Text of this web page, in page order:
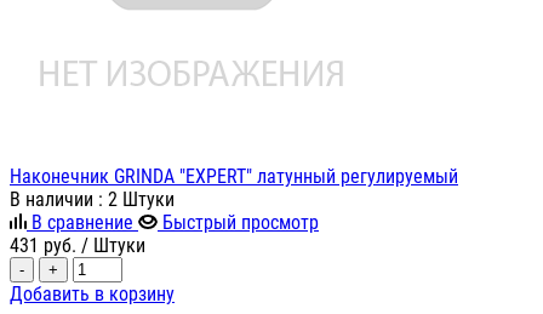
Наконечник GRINDA "EXPERT" латунный регулируемый
В наличии : 2 Штуки
В сравнение
Быстрый просмотр
431 руб. / Штуки
- +
Добавить в корзину